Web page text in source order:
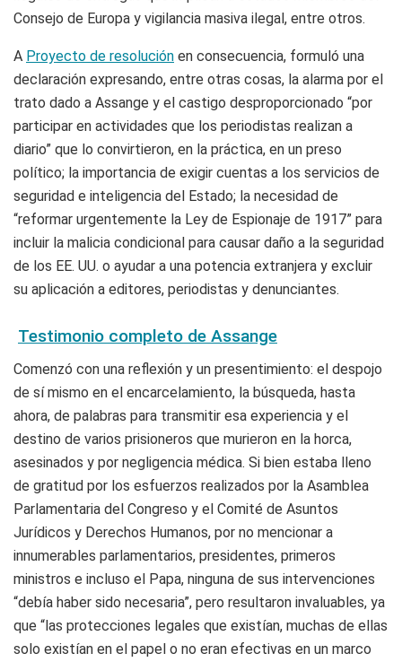
Consejo de Europa y vigilancia masiva ilegal, entre otros.
A Proyecto de resolución en consecuencia, formuló una
declaración expresando, entre otras cosas, la alarma por el
trato dado a Assange y el castigo desproporcionado “por
participar en actividades que los periodistas realizan a
diario” que lo convirtieron, en la práctica, en un preso
político; la importancia de exigir cuentas a los servicios de
seguridad e inteligencia del Estado; la necesidad de
“reformar urgentemente la Ley de Espionaje de 1917” para
incluir la malicia condicional para causar daño a la seguridad
de los EE. UU. o ayudar a una potencia extranjera y excluir
su aplicación a editores, periodistas y denunciantes.
Testimonio completo de Assange
Comenzó con una reflexión y un presentimiento: el despojo
de sí mismo en el encarcelamiento, la búsqueda, hasta
ahora, de palabras para transmitir esa experiencia y el
destino de varios prisioneros que murieron en la horca,
asesinados y por negligencia médica. Si bien estaba lleno
de gratitud por los esfuerzos realizados por la Asamblea
Parlamentaria del Congreso y el Comité de Asuntos
Jurídicos y Derechos Humanos, por no mencionar a
innumerables parlamentarios, presidentes, primeros
ministros e incluso el Papa, ninguna de sus intervenciones
“debía haber sido necesaria”, pero resultaron invaluables, ya
que “las protecciones legales que existían, muchas de ellas
solo existían en el papel o no eran efectivas en un marco